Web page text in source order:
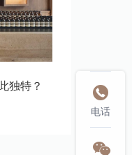
独特？ 
电话
